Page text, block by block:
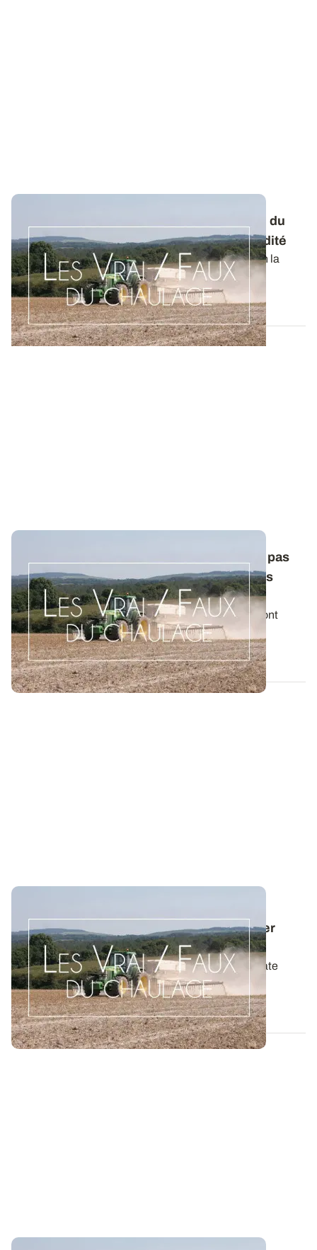
Les Vrai/Faux du chaulage : oui, la mesure du
pHeau suffit pour faire un diagnostic d’acidité
Le pHeau et la capacité d’échange cationique selon la
méthode Metson (CECMetson) sont les...
09 DÉC. 2021
Les Vrai/Faux du chaulage - Non, il ne faut pas
rechercher un pHeau élevé dans toutes les
situations
Les effets des amendements minéraux basiques sont
multiples. Ils peuvent être bénéfiques...
17 SEPT. 2015
Les couverts végétaux contribuent à limiter
l’acidification du sol
La mise en place de couverts végétaux piège à nitrate
durant l’interculture contribue à...
14 OCT. 2021